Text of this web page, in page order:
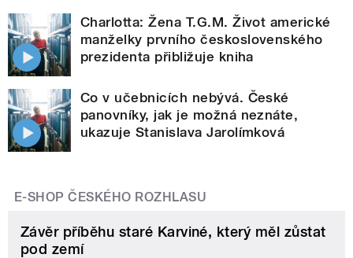
Charlotta: Žena T.G.M. Život americké
manželky prvního československého
prezidenta přibližuje kniha
Co v učebnicích nebývá. České
panovníky, jak je možná neznáte,
ukazuje Stanislava Jarolímková
E-SHOP ČESKÉHO ROZHLASU
Závěr příběhu staré Karviné, který měl zůstat
pod zemí